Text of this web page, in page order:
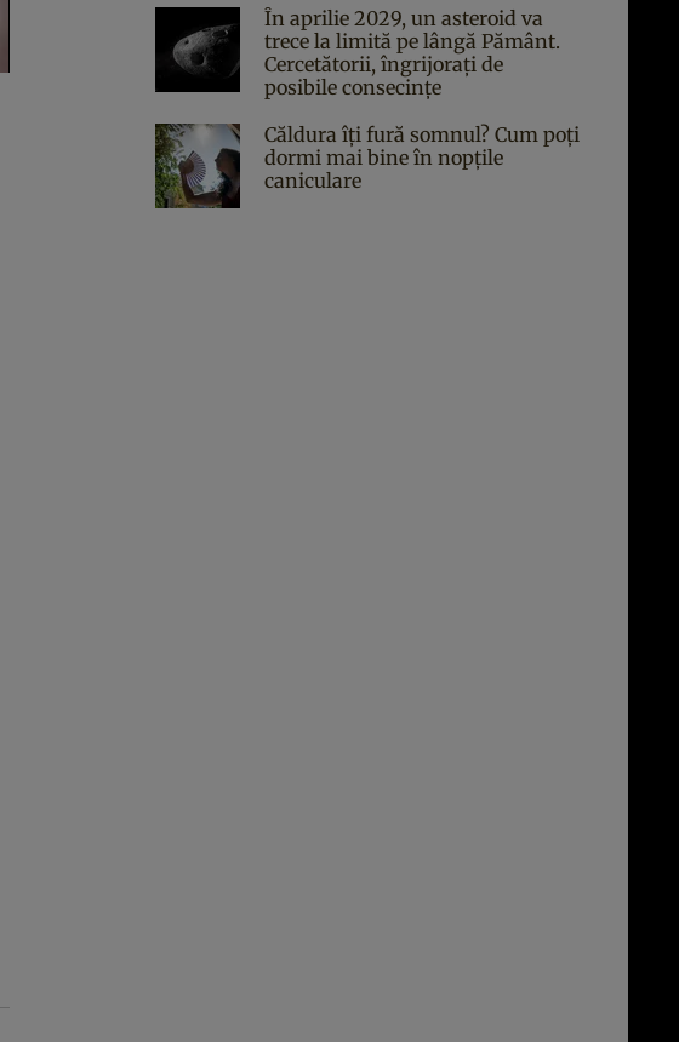
În aprilie 2029, un asteroid va
trece la limită pe lângă Pământ.
Cercetătorii, îngrijorați de
posibile consecințe
Căldura îți fură somnul? Cum poți
dormi mai bine în nopțile
caniculare